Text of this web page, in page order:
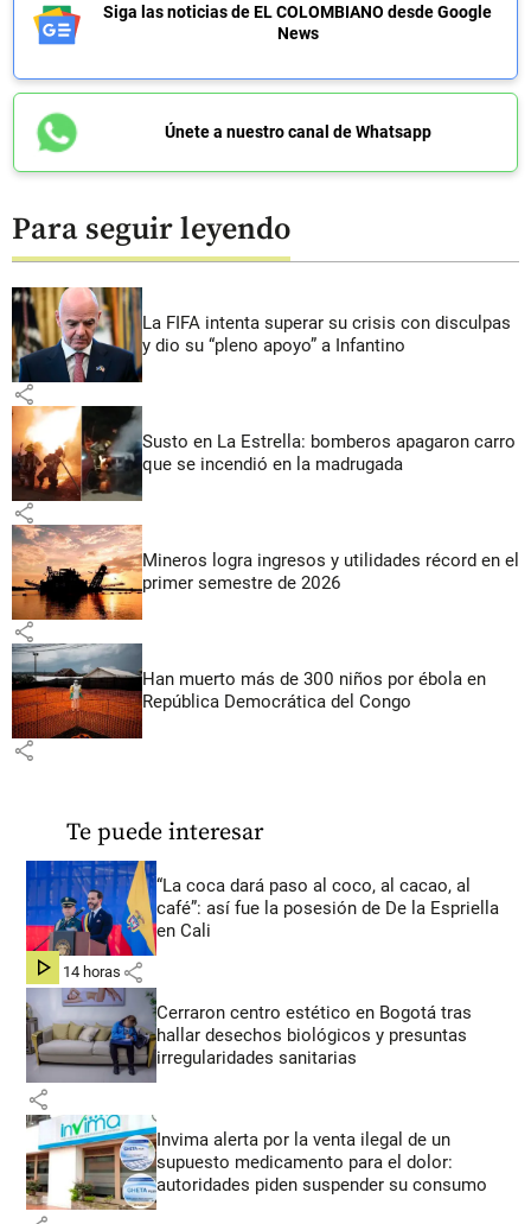
Siga las noticias de EL COLOMBIANO desde Google
News
Únete a nuestro canal de Whatsapp
Para seguir leyendo
La FIFA intenta superar su crisis con disculpas
y dio su “pleno apoyo” a Infantino
share
Susto en La Estrella: bomberos apagaron carro
que se incendió en la madrugada
share
Mineros logra ingresos y utilidades récord en el
primer semestre de 2026
share
Han muerto más de 300 niños por ébola en
República Democrática del Congo
share
Te puede interesar
“La coca dará paso al coco, al cacao, al
café”: así fue la posesión de De la Espriella
en Cali
hace 14 horas share
Cerraron centro estético en Bogotá tras
hallar desechos biológicos y presuntas
irregularidades sanitarias
share
Invima alerta por la venta ilegal de un
supuesto medicamento para el dolor:
autoridades piden suspender su consumo